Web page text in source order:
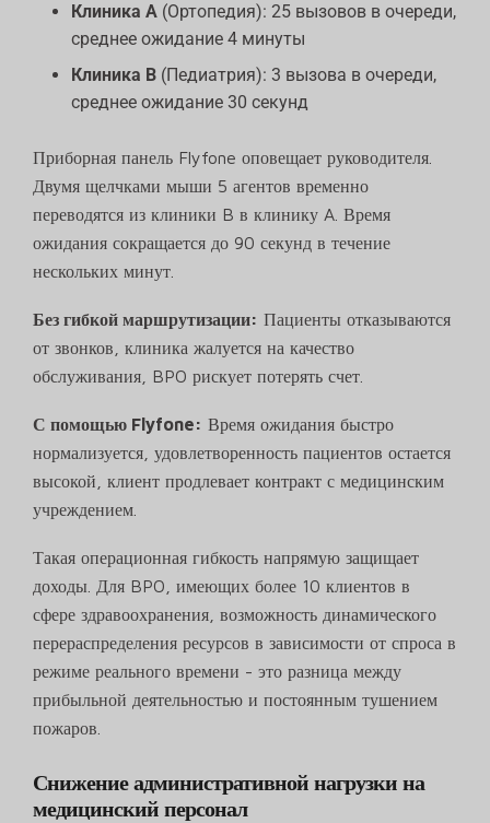
Клиника А (Ортопедия): 25 вызовов в очереди,
среднее ожидание 4 минуты
Клиника B (Педиатрия): 3 вызова в очереди,
среднее ожидание 30 секунд
Приборная панель Flyfone оповещает руководителя.
Двумя щелчками мыши 5 агентов временно
переводятся из клиники B в клинику A. Время
ожидания сокращается до 90 секунд в течение
нескольких минут.
Без гибкой маршрутизации: Пациенты отказываются
от звонков, клиника жалуется на качество
обслуживания, BPO рискует потерять счет.
С помощью Flyfone: Время ожидания быстро
нормализуется, удовлетворенность пациентов остается
высокой, клиент продлевает контракт с медицинским
учреждением.
Такая операционная гибкость напрямую защищает
доходы. Для BPO, имеющих более 10 клиентов в
сфере здравоохранения, возможность динамического
перераспределения ресурсов в зависимости от спроса в
режиме реального времени - это разница между
прибыльной деятельностью и постоянным тушением
пожаров.
Снижение административной нагрузки на
медицинский персонал